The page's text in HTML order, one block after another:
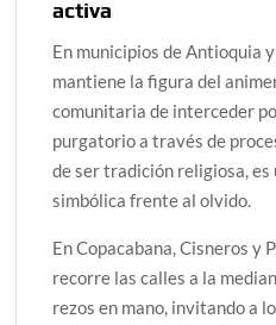
activa
En municipios de Antioquia
mantiene la figura del
comunitaria de interceder
purgatorio a través de
de ser tradición religiosa,
simbólica frente al olvido.
En Copacabana, Cisneros y
recorre las calles a la
rezos en mano, invitando a